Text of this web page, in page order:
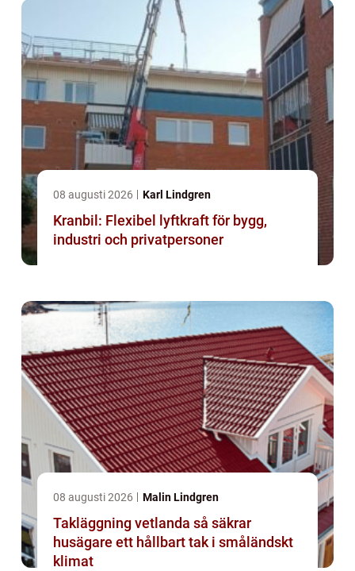
08 augusti 2026 Karl Lindgren
Kranbil: Flexibel lyftkraft för bygg,
industri och privatpersoner
08 augusti 2026 Malin Lindgren
Takläggning vetlanda så säkrar
husägare ett hållbart tak i småländskt
klimat